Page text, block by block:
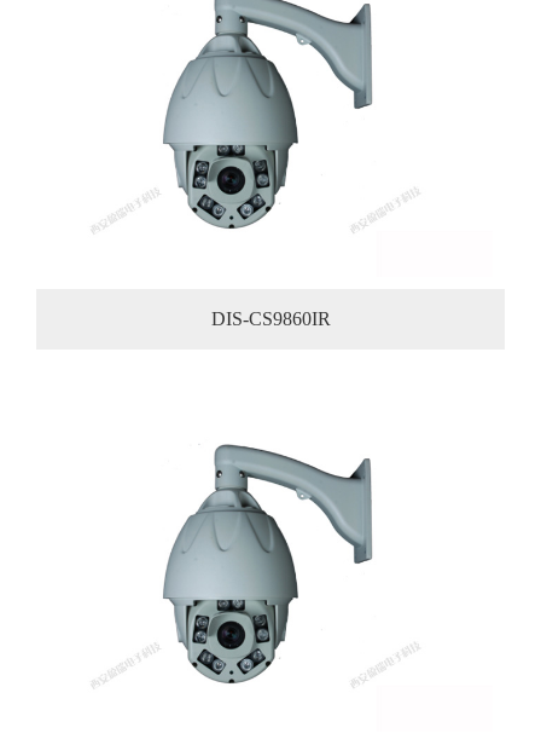
DIS-CS9860IR